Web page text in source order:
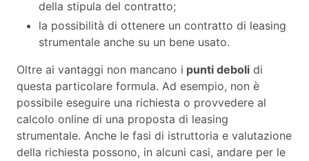
della stipula del contratto;
la possibilità di ottenere un contratto di leasing
strumentale anche su un bene usato.
Oltre ai vantaggi non mancano i punti deboli di
questa particolare formula. Ad esempio, non è
possibile eseguire una richiesta o provvedere al
calcolo online di una proposta di leasing
strumentale. Anche le fasi di istruttoria e valutazione
della richiesta possono, in alcuni casi, andare per le